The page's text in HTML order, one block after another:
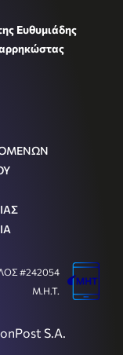
Ευθυμιάδης
S.A.
#242054
Μ.Η.Τ.